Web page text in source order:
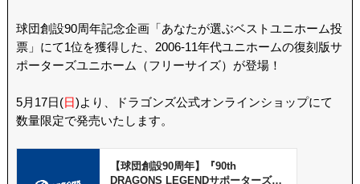
球団創設90周年記念企画「あなたが選ぶベストユニホーム投
票」にて1位を獲得した、2006-11年代ユニホームの復刻版サ
ポーターズユニホーム（フリーサイズ）が登場！
5月17日(日)より、ドラゴンズ公式オンラインショップにて
数量限定で発売いたします。